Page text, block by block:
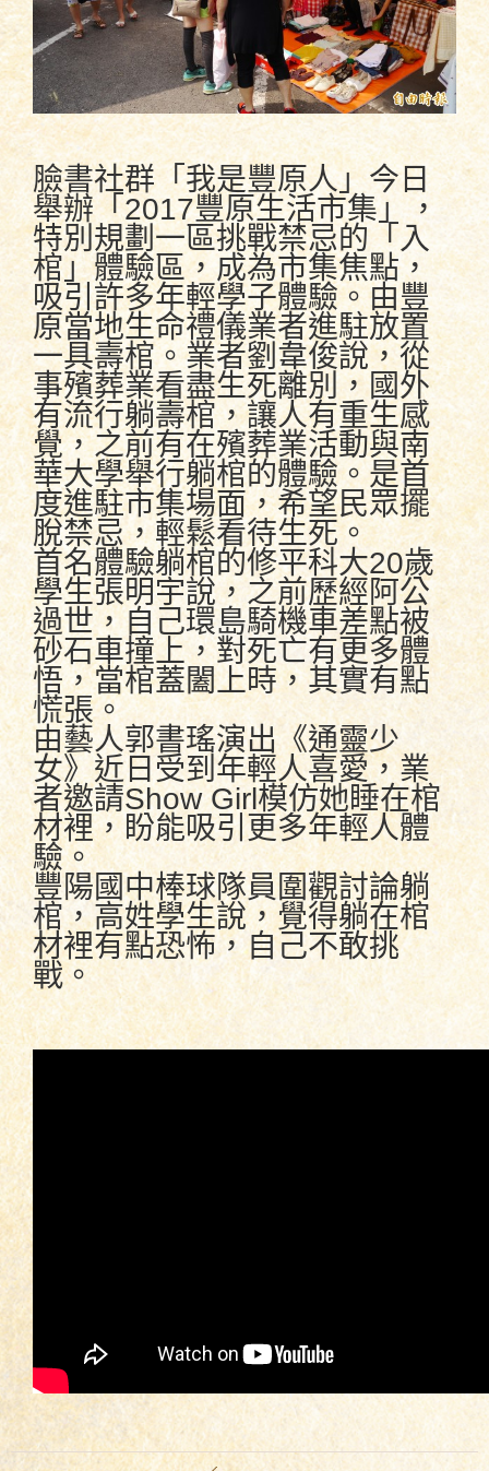
臉書社群「我是豐原人」今日
舉辦「2017豐原生活市集」，
特別規劃一區挑戰禁忌的「入
棺」體驗區，成為市集焦點，
吸引許多年輕學子體驗。由豐
原當地生命禮儀業者進駐放置
一具壽棺。業者劉韋俊說，從
事殯葬業看盡生死離別，國外
有流行躺壽棺，讓人有重生感
覺，之前有在殯葬業活動與南
華大學舉行躺棺的體驗。是首
度進駐市集場面，希望民眾擺
脫禁忌，輕鬆看待生死。
首名體驗躺棺的修平科大20歲
學生張明宇說，之前歷經阿公
過世，自己環島騎機車差點被
砂石車撞上，對死亡有更多體
悟，當棺蓋闔上時，其實有點
慌張。
由藝人郭書瑤演出《通靈少
女》近日受到年輕人喜愛，業
者邀請Show Girl模仿她睡在棺
材裡，盼能吸引更多年輕人體
驗。
豐陽國中棒球隊員圍觀討論躺
棺，高姓學生說，覺得躺在棺
材裡有點恐怖，自己不敢挑
戰。